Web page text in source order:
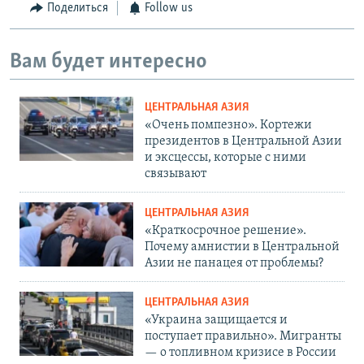
Поделиться Follow us
Вам будет интересно
ЦЕНТРАЛЬНАЯ АЗИЯ
«Очень помпезно». Кортежи
президентов в Центральной Азии
и эксцессы, которые с ними
связывают
ЦЕНТРАЛЬНАЯ АЗИЯ
«Краткосрочное решение».
Почему амнистии в Центральной
Азии не панацея от проблемы?
ЦЕНТРАЛЬНАЯ АЗИЯ
«Украина защищается и
поступает правильно». Мигранты
— о топливном кризисе в России